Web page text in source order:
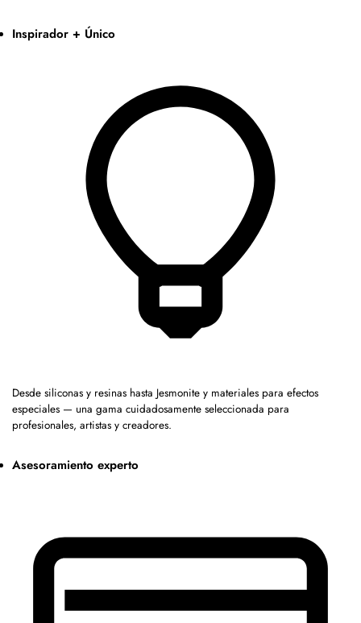
Inspirador + Único
Desde siliconas y resinas hasta Jesmonite y materiales para efectos
especiales — una gama cuidadosamente seleccionada para
profesionales, artistas y creadores.
Asesoramiento experto